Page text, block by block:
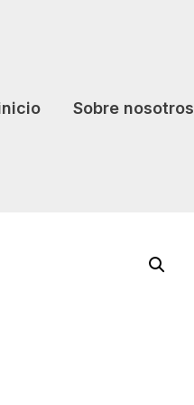
Sobre nosotros